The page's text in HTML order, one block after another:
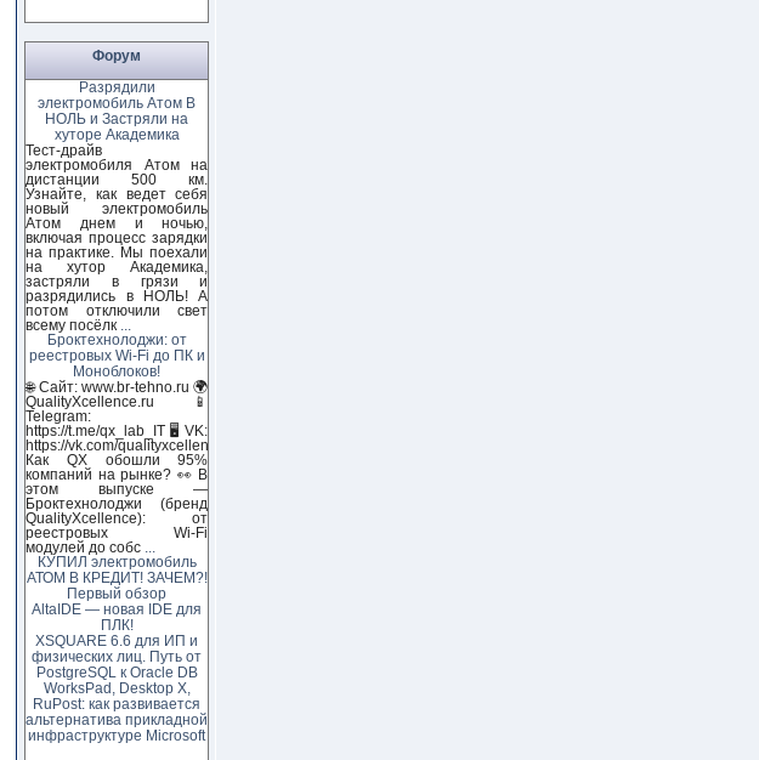
Форум
Разрядили
электромобиль Атом В
НОЛЬ и Застряли на
хуторе Академика
Тест-драйв
электромобиля Атом на
дистанции 500 км.
Узнайте, как ведет себя
новый электромобиль
Атом днем и ночью,
включая процесс зарядки
на практике. Мы поехали
на хутор Академика,
застряли в грязи и
разрядились в НОЛЬ! А
потом отключили свет
всему посёлк
Броктехнолоджи: от
реестровых Wi-Fi до ПК и
Моноблоков!
🌐 Сайт: www.br-tehno.ru 🌍
QualityXcellence.ru 📱
Telegram:
https://t.me/qx_lab_IT 🖥 VK:
https://vk.com/qualityxcellenc
Как QX обошли 95%
компаний на рынке? 👀 В
этом выпуске —
Броктехнолоджи (бренд
QualityXcellence): от
реестровых Wi-Fi
модулей до собс
КУПИЛ электромобиль
АТОМ В КРЕДИТ! ЗАЧЕМ?!
Первый обзор
AltaIDE — новая IDE для
ПЛК!
XSQUARE 6.6 для ИП и
физических лиц. Путь от
PostgreSQL к Oracle DB
WorksPad, Desktop X,
RuPost: как развивается
альтернатива прикладной
инфраструктуре Microsoft